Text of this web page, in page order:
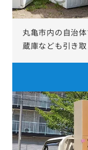
丸亀市内の自治
蔵庫なども引き取